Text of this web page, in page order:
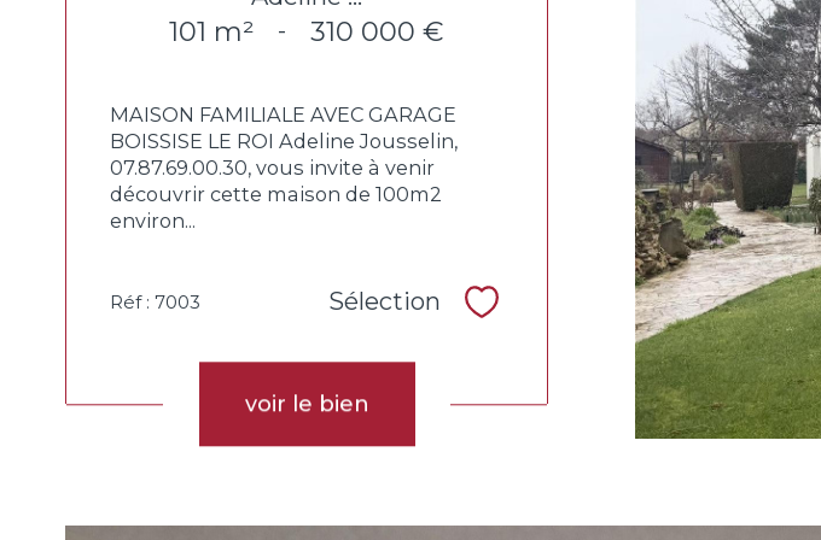
101 m² - 310 000 €
MAISON FAMILIALE AVEC GARAGE
BOISSISE LE ROI Adeline Jousselin,
07.87.69.00.30, vous invite à venir
découvrir cette maison de 100m2
environ...
Réf : 7003 Sélection Sélectionner
voir le bien